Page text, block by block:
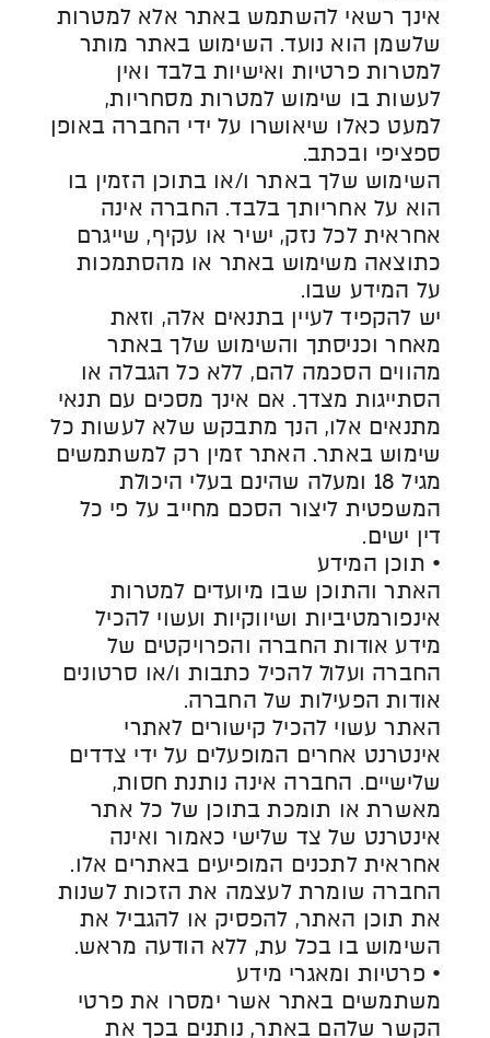
אינך רשאי להשתמש באתר אלא למטרות
שלשמן הוא נועד. השימוש באתר מותר
למטרות פרטיות ואישיות בלבד ואין
לעשות בו שימוש למטרות מסחריות,
למעט כאלו שיאושרו על ידי החברה באופן
ספציפי ובכתב.
השימוש שלך באתר ו/או בתוכן הזמין בו
הוא על אחריותך בלבד. החברה אינה
אחראית לכל נזק, ישיר או עקיף, שייגרם
כתוצאה משימוש באתר או מהסתמכות
על המידע שבו.
יש להקפיד לעיין בתנאים אלה, וזאת
מאחר וכניסתך והשימוש שלך באתר
מהווים הסכמה להם, ללא כל הגבלה או
הסתייגות מצדך. אם אינך מסכים עם תנאי
מתנאים אלו, הנך מתבקש שלא לעשות כל
שימוש באתר. האתר זמין רק למשתמשים
מגיל 18 ומעלה שהינם בעלי היכולת
המשפטית ליצור הסכם מחייב על פי כל
דין ישים.
• תוכן המידע
האתר והתוכן שבו מיועדים למטרות
אינפורמטיביות ושיווקיות ועשוי להכיל
מידע אודות החברה והפרויקטים של
החברה ועלול להכיל כתבות ו/או סרטונים
אודות הפעילות של החברה.
האתר עשוי להכיל קישורים לאתרי
אינטרנט אחרים המופעלים על ידי צדדים
שלישיים. החברה אינה נותנת חסות,
מאשרת או תומכת בתוכן של כל אתר
אינטרנט של צד שלישי כאמור ואינה
אחראית לתכנים המופיעים באתרים אלו.
החברה שומרת לעצמה את הזכות לשנות
את תוכן האתר, להפסיק או להגביל את
השימוש בו בכל עת, ללא הודעה מראש.
• פרטיות ומאגרי מידע
משתמשים באתר אשר ימסרו את פרטי
הקשר שלהם באתר, נותנים בכך את